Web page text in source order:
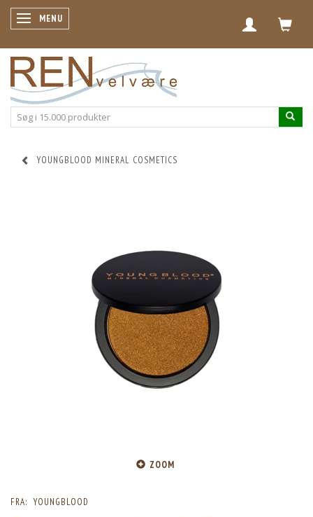
SKIFTE NAVIGATION
MENU
YOUNGBLOOD MINERAL COSMETICS
ZOOM
FRA: YOUNGBLOOD